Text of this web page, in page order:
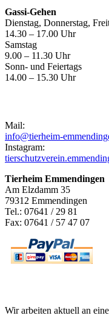
Gassi-Gehen
Dienstag, Donnerstag,
14.30 – 17.00 Uhr
Samstag
9.00 – 11.30 Uhr
Sonn- und Feiertags
14.00 – 15.30 Uhr
Mail:
info@tierheim-
Instagram:
Tierheim Emmendingen
Am Elzdamm 35
79312 Emmendingen
Tel.: 07641 / 29 81
Fax: 07641 / 57 47 07
Wir arbeiten aktuell an